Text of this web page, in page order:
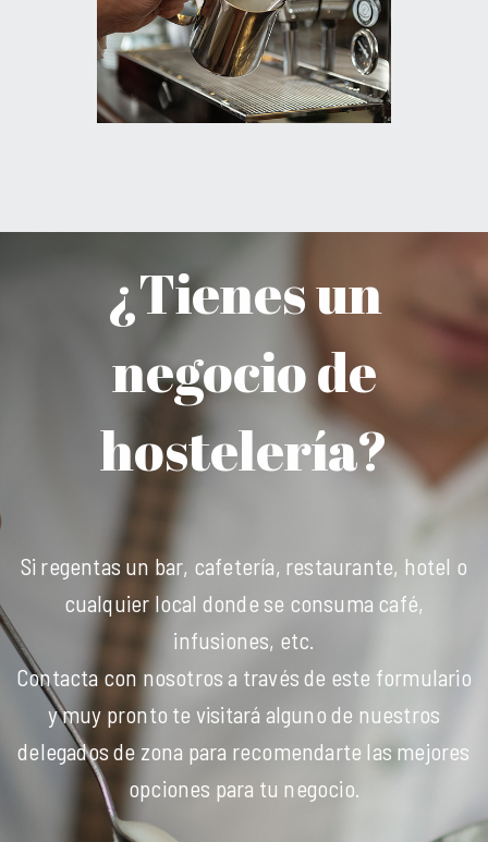
¿Tienes un
negocio de
hostelería?
Si regentas un bar, cafetería, restaurante, hotel o
cualquier local donde se consuma café,
infusiones, etc.
Contacta con nosotros a través de este formulario
y muy pronto te visitará alguno de nuestros
delegados de zona para recomendarte las mejores
opciones para tu negocio.